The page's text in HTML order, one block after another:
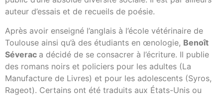
auteur d’essais et de recueils de poésie.
Après avoir enseigné l’anglais à l’école vétérinaire de
Toulouse ainsi qu’à des étudiants en œnologie, Benoît
Séverac a décidé de se consacrer à l’écriture. Il publie
des romans noirs et policiers pour les adultes (La
Manufacture de Livres) et pour les adolescents (Syros,
Rageot). Certains ont été traduits aux États-Unis ou